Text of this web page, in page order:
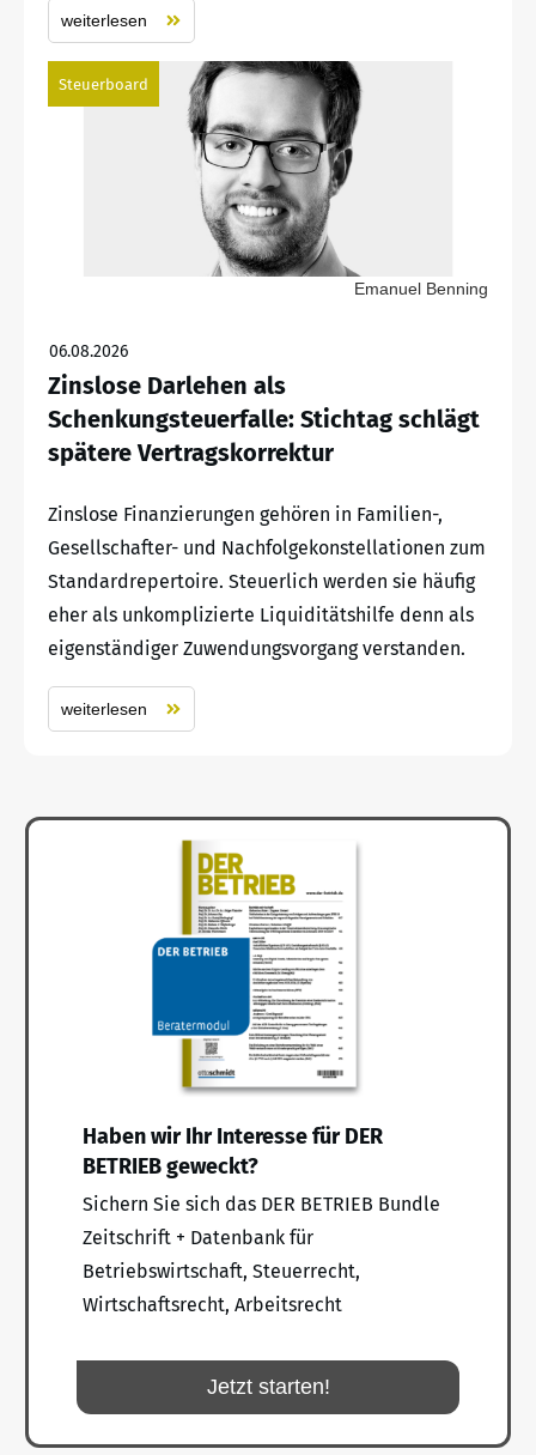
weiterlesen
Steuerboard
Emanuel Benning
06.08.2026
Zinslose Darlehen als
Schenkungsteuerfalle: Stichtag schlägt
spätere Vertragskorrektur
Zinslose Finanzierungen gehören in Familien-,
Gesellschafter- und Nachfolgekonstellationen zum
Standardrepertoire. Steuerlich werden sie häufig
eher als unkomplizierte Liquiditätshilfe denn als
eigenständiger Zuwendungsvorgang verstanden.
weiterlesen
Haben wir Ihr Interesse für DER
BETRIEB geweckt?
Sichern Sie sich das DER BETRIEB Bundle
Zeitschrift + Datenbank für
Betriebswirtschaft, Steuerrecht,
Wirtschaftsrecht, Arbeitsrecht
Jetzt starten!